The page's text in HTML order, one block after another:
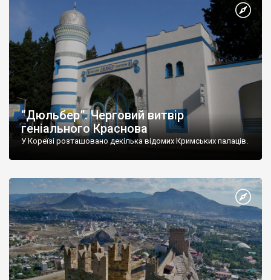
“Дюльбер”. Черговий витвір
геніального Краснова
У Кореїзі розташовано декілька відомих Кримських палаців.